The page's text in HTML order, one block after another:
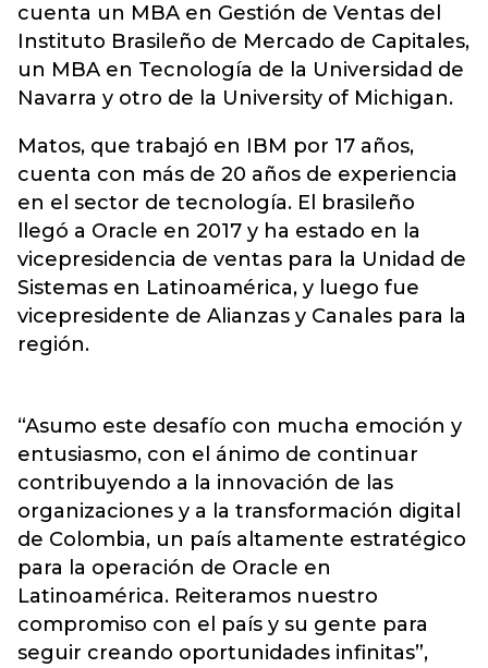
cuenta un MBA en Gestión de Ventas del
Instituto Brasileño de Mercado de Capitales,
un MBA en Tecnología de la Universidad de
Navarra y otro de la University of Michigan.
Matos, que trabajó en IBM por 17 años,
cuenta con más de 20 años de experiencia
en el sector de tecnología. El brasileño
llegó a Oracle en 2017 y ha estado en la
vicepresidencia de ventas para la Unidad de
Sistemas en Latinoamérica, y luego fue
vicepresidente de Alianzas y Canales para la
región.
“Asumo este desafío con mucha emoción y
entusiasmo, con el ánimo de continuar
contribuyendo a la innovación de las
organizaciones y a la transformación digital
de Colombia, un país altamente estratégico
para la operación de Oracle en
Latinoamérica. Reiteramos nuestro
compromiso con el país y su gente para
seguir creando oportunidades infinitas”,